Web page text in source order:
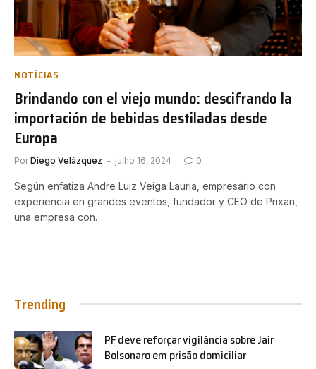
NOTÍCIAS
Brindando con el viejo mundo: descifrando la
importación de bebidas destiladas desde
Europa
Por Diego Velázquez julho 16, 2024 0
Según enfatiza Andre Luiz Veiga Lauria, empresario con
experiencia en grandes eventos, fundador y CEO de Prixan,
una empresa con…
Trending
PF deve reforçar vigilância sobre Jair
Bolsonaro em prisão domiciliar